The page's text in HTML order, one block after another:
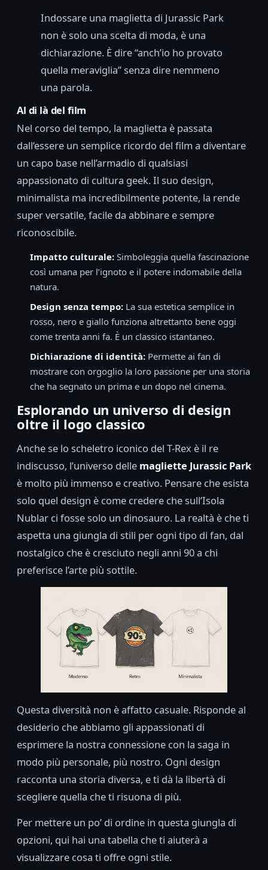
Indossare una maglietta di Jurassic Park
non è solo una scelta di moda, è una
dichiarazione. È dire “anch’io ho provato
quella meraviglia” senza dire nemmeno
una parola.
Al di là del film
Nel corso del tempo, la maglietta è passata
dall’essere un semplice ricordo del film a diventare
un capo base nell’armadio di qualsiasi
appassionato di cultura geek. Il suo design,
minimalista ma incredibilmente potente, la rende
super versatile, facile da abbinare e sempre
riconoscibile.
Impatto culturale: Simboleggia quella fascinazione
così umana per l’ignoto e il potere indomabile della
natura.
Design senza tempo: La sua estetica semplice in
rosso, nero e giallo funziona altrettanto bene oggi
come trenta anni fa. È un classico istantaneo.
Dichiarazione di identità: Permette ai fan di
mostrare con orgoglio la loro passione per una storia
che ha segnato un prima e un dopo nel cinema.
Esplorando un universo di design
oltre il logo classico
Anche se lo scheletro iconico del T-Rex è il re
indiscusso, l’universo delle magliette Jurassic Park
è molto più immenso e creativo. Pensare che esista
solo quel design è come credere che sull’Isola
Nublar ci fosse solo un dinosauro. La realtà è che ti
aspetta una giungla di stili per ogni tipo di fan, dal
nostalgico che è cresciuto negli anni 90 a chi
preferisce l’arte più sottile.
Questa diversità non è affatto casuale. Risponde al
desiderio che abbiamo gli appassionati di
esprimere la nostra connessione con la saga in
modo più personale, più nostro. Ogni design
racconta una storia diversa, e ti dà la libertà di
scegliere quella che ti risuona di più.
Per mettere un po’ di ordine in questa giungla di
opzioni, qui hai una tabella che ti aiuterà a
visualizzare cosa ti offre ogni stile.